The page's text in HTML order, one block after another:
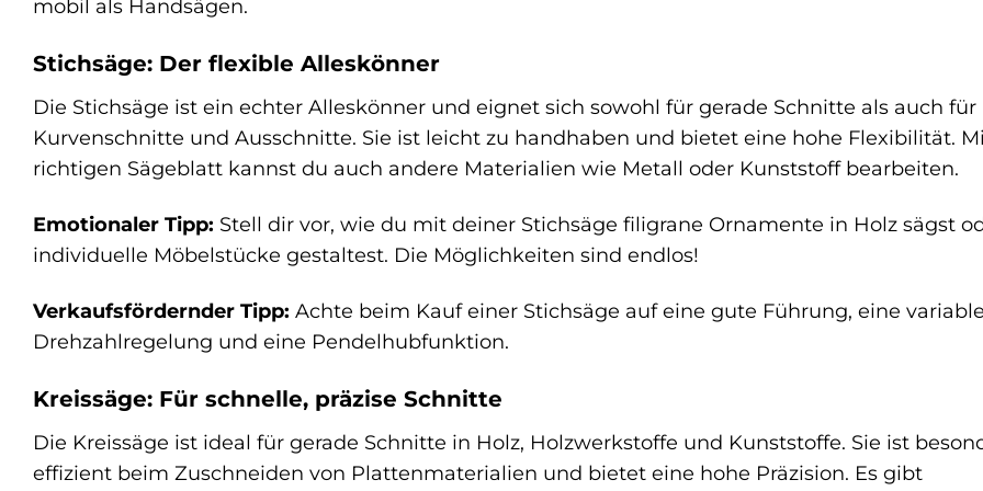
mobil als Handsägen.
Stichsäge: Der flexible Alleskönner
Die Stichsäge ist ein echter Alleskönner und eignet sich sowohl für gerade Schnitte als auch für
Kurvenschnitte und Ausschnitte. Sie ist leicht zu handhaben und bietet eine hohe Flexibilität.
richtigen Sägeblatt kannst du auch andere Materialien wie Metall oder Kunststoff bearbeiten.
Emotionaler Tipp: Stell dir vor, wie du mit deiner Stichsäge filigrane Ornamente in Holz sägst
individuelle Möbelstücke gestaltest. Die Möglichkeiten sind endlos!
Verkaufsfördernder Tipp: Achte beim Kauf einer Stichsäge auf eine gute Führung, eine variable
Drehzahlregelung und eine Pendelhubfunktion.
Kreissäge: Für schnelle, präzise Schnitte
Die Kreissäge ist ideal für gerade Schnitte in Holz, Holzwerkstoffe und Kunststoffe. Sie ist
effizient beim Zuschneiden von Plattenmaterialien und bietet eine hohe Präzision. Es gibt